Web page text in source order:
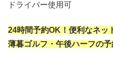
ドライバー使用可
24時間予約OK！便利なネッ
薄暮ゴルフ・午後ハーフの